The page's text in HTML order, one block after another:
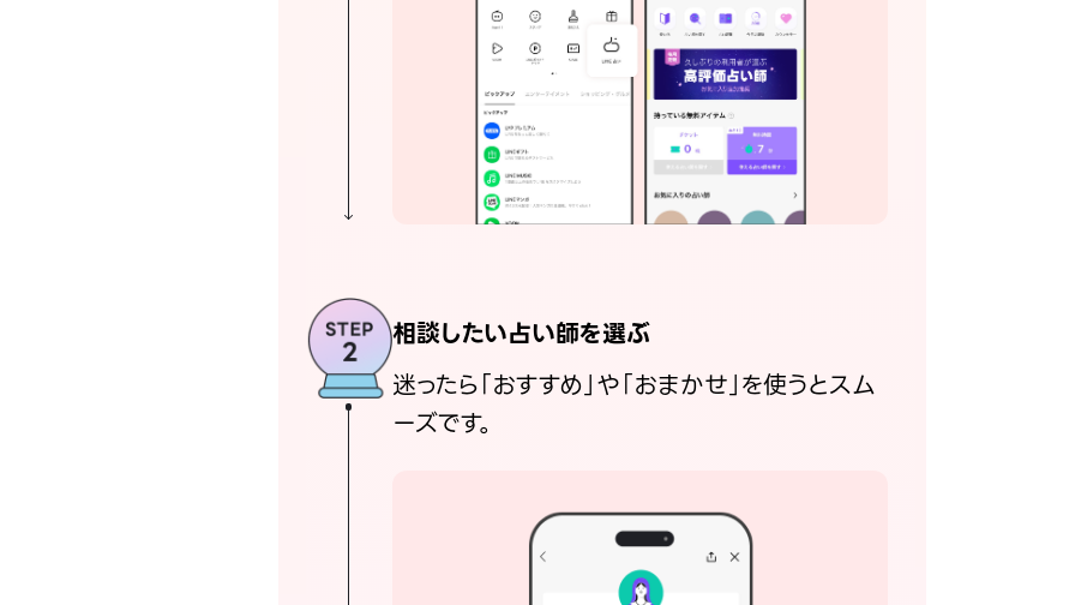
相談したい占い師を選ぶ
迷ったら「おすすめ」や「おまかせ」を使うとスム
ーズです。